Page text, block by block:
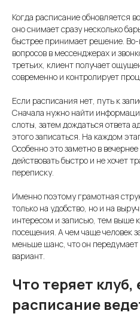
Когда расписание обновляется
оно снимает сразу несколько
быстрее принимает решение.
вопросов в мессенджерах и
третьих, клиент получает
современно и контролирует
Если расписания нет, путь к
Сначала нужно найти
слоты, затем дождаться ответа
этого записаться. На каждом
Особенно это заметно в
действовать быстро и не хочет
переписку.
Именно поэтому грамотная
только на удобство, но и на
интересом и записью, тем выше
посещения. А чем чаще человек
меньше шанс, что он передумает
вариант.
Что теряет клуб,
расписание